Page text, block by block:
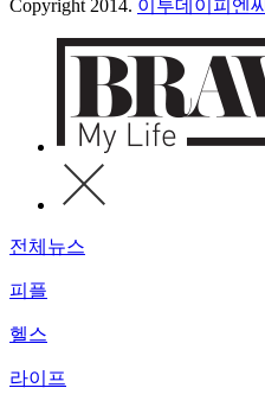
Copyright 2014. 이투데이피엔씨
전체뉴스
피플
헬스
라이프